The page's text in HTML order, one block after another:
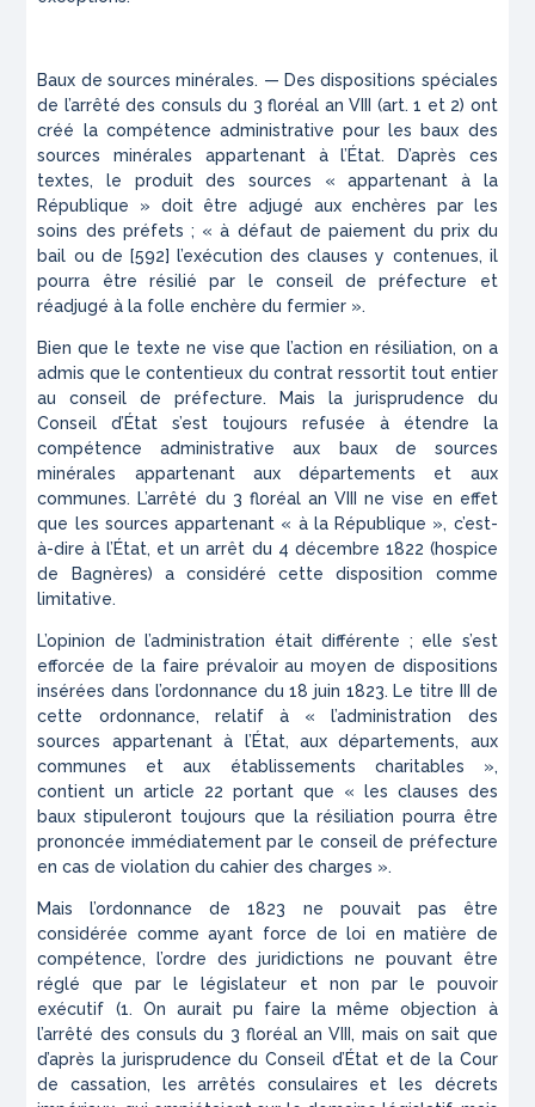
Baux de sources minérales. — Des dispositions spéciales
de l’arrêté des consuls du 3 floréal an VIII (art. 1 et 2) ont
créé la compétence administrative pour les baux des
sources minérales appartenant à l’État. D’après ces
textes, le produit des sources « appartenant à la
République » doit être adjugé aux enchères par les
soins des préfets ; « à défaut de paiement du prix du
bail ou de [592] l’exécution des clauses y contenues, il
pourra être résilié par le conseil de préfecture et
réadjugé à la folle enchère du fermier ».
Bien que le texte ne vise que l’action en résiliation, on a
admis que le contentieux du contrat ressortit tout entier
au conseil de préfecture. Mais la jurisprudence du
Conseil d’État s’est toujours refusée à étendre la
compétence administrative aux baux de sources
minérales appartenant aux départements et aux
communes. L’arrêté du 3 floréal an VIII ne vise en effet
que les sources appartenant « à la République », c’est-
à-dire à l’État, et un arrêt du 4 décembre 1822 (hospice
de Bagnères) a considéré cette disposition comme
limitative.
L’opinion de l’administration était différente ; elle s’est
efforcée de la faire prévaloir au moyen de dispositions
insérées dans l’ordonnance du 18 juin 1823. Le titre III de
cette ordonnance, relatif à « l’administration des
sources appartenant à l’État, aux départements, aux
communes et aux établissements charitables »,
contient un article 22 portant que « les clauses des
baux stipuleront toujours que la résiliation pourra être
prononcée immédiatement par le conseil de préfecture
en cas de violation du cahier des charges ».
Mais l’ordonnance de 1823 ne pouvait pas être
considérée comme ayant force de loi en matière de
compétence, l’ordre des juridictions ne pouvant être
réglé que par le législateur et non par le pouvoir
exécutif (1. On aurait pu faire la même objection à
l’arrêté des consuls du 3 floréal an VIII, mais on sait que
d’après la jurisprudence du Conseil d’État et de la Cour
de cassation, les arrêtés consulaires et les décrets